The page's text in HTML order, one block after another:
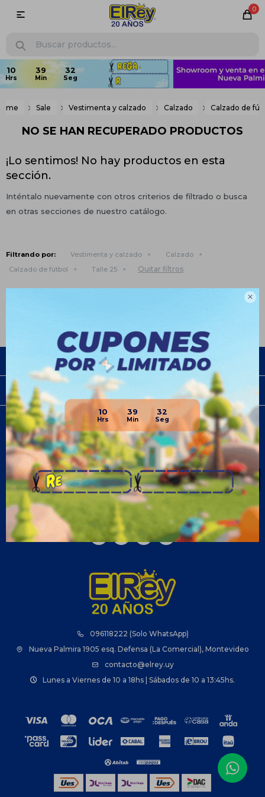

10 39 32
0

Sale Vestimenta y calzado Calzado Calzado de
NO SE HAN RECUPERADO PRODUCTOS
¡Lo sentimos! No hay productos en esta
sección.
Inténtalo nuevamente con otros criterios de filtrado o busca
en otras secciones de nuestro catálogo.
Filtrando por: Vestimenta y calzado
Calzado
Calzado de fútbol
Talle 25 Quitar filtros
096118222 (Solo WhatsApp)
Nueva Palmira 1905 esq. Defensa (La Comercial), Montevideo
contacto@elrey.uy
Lunes a Viernes de 10 a 18hs | Sábados de 10 a 13:45hs.
Compra
Newsletter
¡Suscribite y recibí todas nuestras novedades!
SUSCRIBIRME
¡Seguinos!
